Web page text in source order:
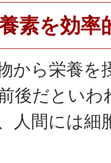
素を効率
から栄養を
後だとい
人間には細